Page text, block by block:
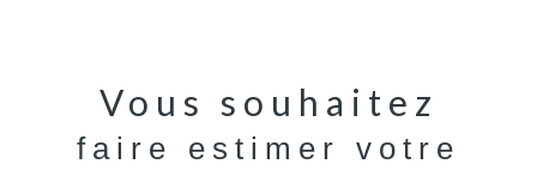
Vous souhaitez
faire estimer votre